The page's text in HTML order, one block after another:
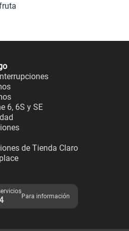
6, 6S y SE
de Tienda Claro
Para información